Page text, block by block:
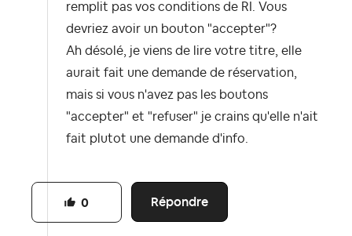
remplit pas vos conditions de RI. Vous
devriez avoir un bouton "accepter"?
Ah désolé, je viens de lire votre titre, elle
aurait fait une demande de réservation,
mais si vous n'avez pas les boutons
"accepter" et "refuser" je crains qu'elle n'ait
fait plutot une demande d'info.
Répondre
0